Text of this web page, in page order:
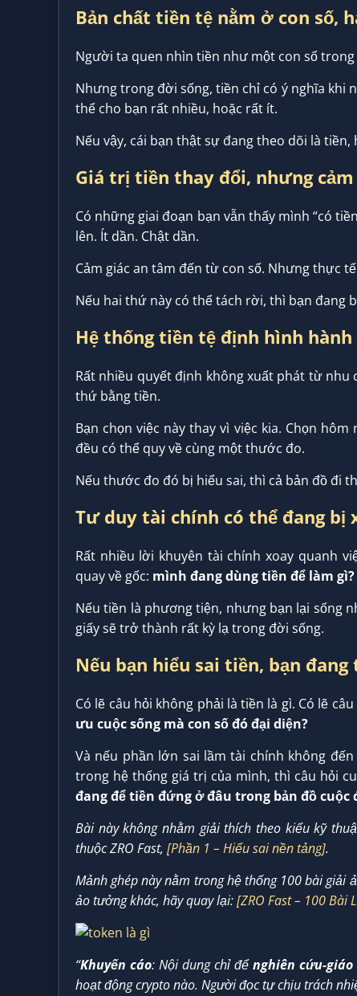
Bản chất tiền tệ nằm ở con số,
Người ta quen nhìn tiền như một con số
Nhưng trong đời sống, tiền chỉ có ý nghĩa khi
thể cho bạn rất nhiều, hoặc rất ít.
Nếu vậy, cái bạn thật sự đang theo dõi là tiền,
Giá trị tiền thay đổi, nhưng
Có những giai đoạn bạn vẫn thấy mình “có
lên. Ít dần. Chật dần.
Cảm giác an tâm đến từ con số. Nhưng thực
Nếu hai thứ này có thể tách rời, thì bạn đang
Hệ thống tiền tệ định hình
Rất nhiều quyết định không xuất phát từ
thứ bằng tiền.
Bạn chọn việc này thay vì việc kia. Chọn
đều có thể quy về cùng một thước đo.
Nếu thước đo đó bị hiểu sai, thì cả bản đồ đi
Tư duy tài chính có thể đang
Rất nhiều lời khuyên tài chính xoay quanh
quay về gốc: mình đang dùng tiền để làm gì?
Nếu tiền là phương tiện, nhưng bạn lại sống
giấy sẽ trở thành rất kỳ lạ trong đời sống.
Nếu bạn hiểu sai tiền, bạn
Có lẽ câu hỏi không phải là tiền là gì. Có lẽ
ưu cuộc sống mà con số đó đại diện?
Và nếu phần lớn sai lầm tài chính không
trong hệ thống giá trị của mình, thì câu hỏi
đang để tiền đứng ở đâu trong bản đồ cuộc
Bài này không nhằm giải thích theo kiểu kỹ
thuộc ZRO Fast, [Phần 1 – Hiểu sai nền tảng].
Mảnh ghép này nằm trong hệ thống 100 bài giải
ảo tưởng khác, hãy quay lại:[ZRO Fast – 100 Bài
“Khuyến cáo: Nội dung chỉ đểnghiên cứu-giáo
hoạt động crypto nào. Người đọc tự chịu trách